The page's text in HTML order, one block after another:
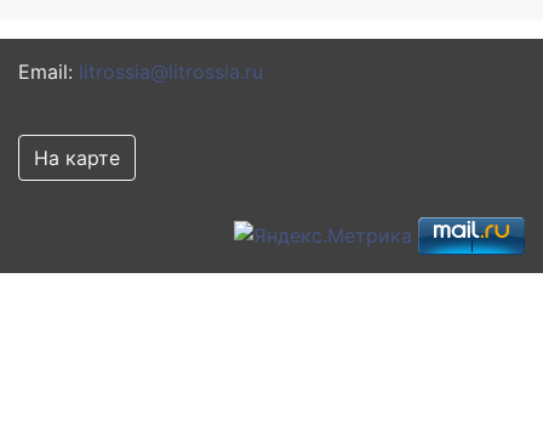
Email: litrossia@litrossia.ru
На карте